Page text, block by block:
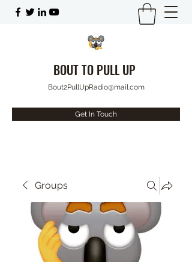
BOUT TO PULL UP
Bout2PullUpRadio@mail.com
Get In Touch
Groups